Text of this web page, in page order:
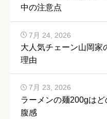
中の注意点
大人気チェーン山岡家
理由
7月 24, 2026
ラーメンの麺200gは
腹感
7月 23, 2026